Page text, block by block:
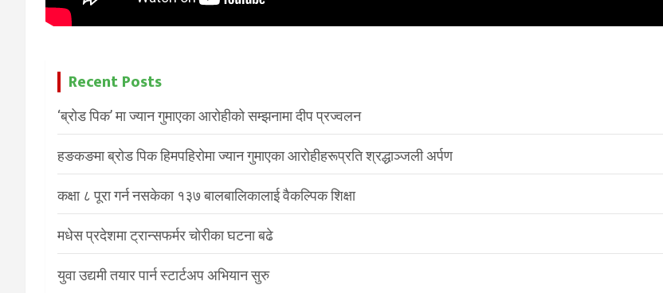
Recent Posts
‘ब्रोड पिक’ मा ज्यान गुमाएका आरोहीको सम्झनामा दीप प्रज्वलन
हङकङमा ब्रोड पिक हिमपहिरोमा ज्यान गुमाएका आरोहीहरूप्रति श्रद्धाञ्जली अर्पण
कक्षा ८ पूरा गर्न नसकेका १३७ बालबालिकालाई वैकल्पिक शिक्षा
मधेस प्रदेशमा ट्रान्सफर्मर चोरीका घटना बढे
युवा उद्यमी तयार पार्न स्टार्टअप अभियान सुरु